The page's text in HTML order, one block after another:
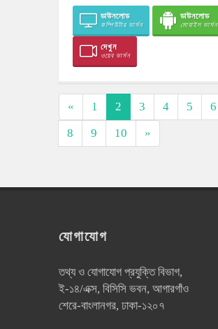
ডাউনলোড
কম্পিউটার ভার্সন
ডাউনলোড
মোবাইল ভার্সন
দেখুন
ওয়েব ভার্সন
« 1 2 3 4 5 6
8
9 10 »
যোগাযোগ
তথ্য ও যোগাযোগ প্রযুক্তি বিভাগ,
ই-১৪/এক্স, বিসিসি ভবন, আগারগাঁও
শেরে-বাংলানগর, ঢাকা-১২০৭